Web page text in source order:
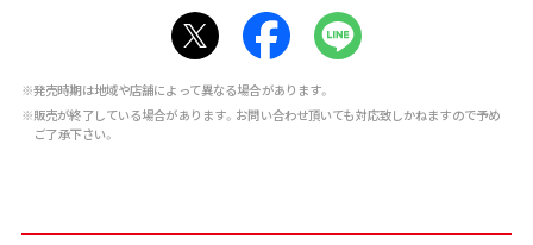
※発売時期は地域や店舗によって異なる場合があります。
※販売が終了している場合があります。お問い合わせ頂いても対応致しかねますので予め
ご了承下さい。